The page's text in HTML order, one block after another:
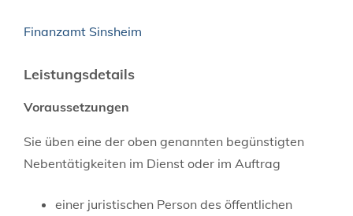
Finanzamt Sinsheim
Leistungsdetails
Voraussetzungen
Sie üben eine der oben genannten begünstigten
Nebentätigkeiten im Dienst oder im Auftrag
einer juristischen Person des öffentlichen